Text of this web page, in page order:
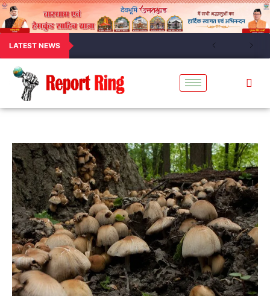
LATEST NEWS